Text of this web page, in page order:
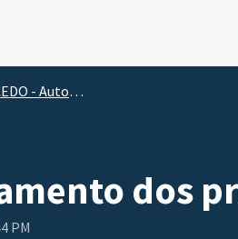
Autorização Eletrônica de Doação de Órgãos
dos
PM